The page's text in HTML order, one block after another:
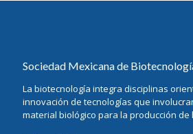
Sociedad Mexicana de
La biotecnología integra disciplinas
innovación de tecnologías que
material biológico para la producción de